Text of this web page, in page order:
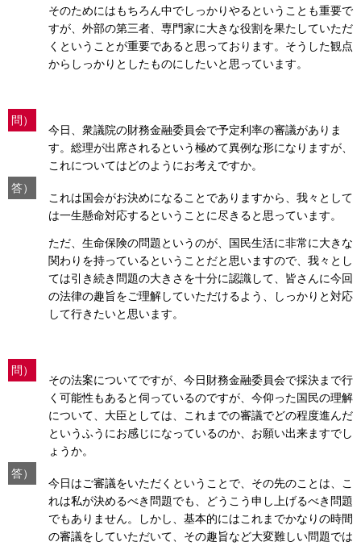
そのためにはもちろん中でしっかりやるということも重要で
すが、外部の第三者、専門家に大きな役割を果たしていただ
くということが重要であると思っております。そうした観点
からしっかりとしたものにしたいと思っています。
問）
今日、衆議院の財務金融委員会で予定利率の審議がありま
す。総理が出席されるという極めて異例な形になりますが、
これについてはどのようにお考えですか。
答）
これは国会がお決めになることでありますから、我々として
は一生懸命対応するということに尽きると思っています。
ただ、生命保険の問題というのが、国民生活に非常に大きな
関わりを持っているということだと思いますので、我々とし
ては引き続き問題の大きさを十分に認識して、皆さんに今回
の法律の趣旨をご理解していただけるよう、しっかりと対応
して行きたいと思います。
問）
その法案についてですが、今日財務金融委員会で採決まで行
く可能性もあると伺っているのですが、今仰った国民の理解
について、大臣としては、これまでの審議でどの程度進んだ
というふうにお感じになっているのか、お願い出来ますでし
ょうか。
答）
今日はご審議をいただくということで、その先のことは、こ
れは私が決めるべき問題でも、どうこう申し上げるべき問題
でもありません。しかし、基本的にはこれまでかなりの時間
の審議をしていただいて、その趣旨など大変難しい問題では